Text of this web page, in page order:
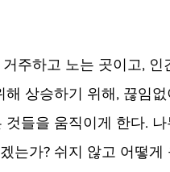
주하고 노는 곳이고, 인
상승하기 위해, 끊임
들을 움직이게 한다.
는가? 쉬지 않고 어떻